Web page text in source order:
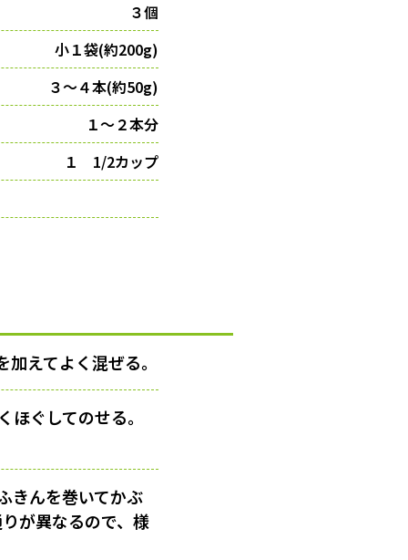
３個
小１袋(約200g)
３〜４本(約50g)
１〜２本分
１ 1/2カップ
えてよく混ぜる。
ぐしてのせる。
きんを巻いてかぶ
が異なるので、様